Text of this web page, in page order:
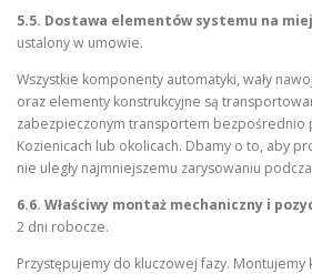
5.5. Dostawa elementów systemu na
ustalony w umowie.
Wszystkie komponenty automatyki, wały
oraz elementy konstrukcyjne są
zabezpieczonym transportem bezpośrednio
Kozienicach lub okolicach. Dbamy o to, aby
nie uległy najmniejszemu zarysowaniu
6.6. Właściwy montaż mechaniczny i
2 dni robocze.
Przystępujemy do kluczowej fazy.